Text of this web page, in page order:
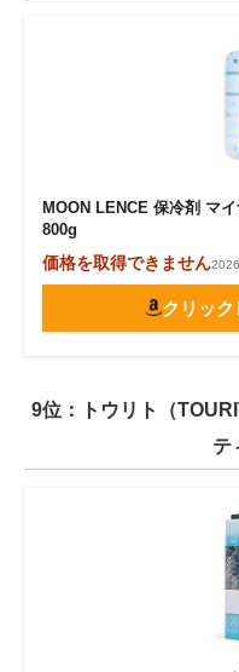
MOON LENCE 保冷剤 マ
800g
価格を取得できません
クリック
9位：トウリト（
テ